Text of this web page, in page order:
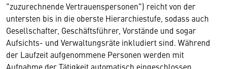
"zuzurechnende Vertrauenspersonen") reicht von der
untersten bis in die oberste Hierarchiestufe, sodass auch
Gesellschafter, Geschäftsführer, Vorstände und sogar
Aufsichts- und Verwaltungsräte inkludiert sind. Während
der Laufzeit aufgenommene Personen werden mit
Aufnahme der Tätigkeit automatisch eingeschlossen,